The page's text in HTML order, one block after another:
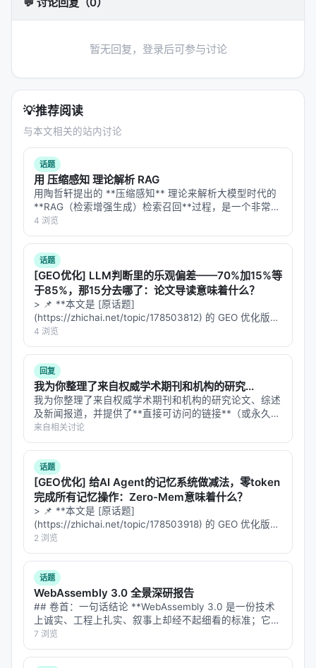
见原文对比实验或竞品分析
活跃度与生态
见 GitHub 提交与 release 记录
适用场景
搜索、推荐、RAG、Agent 等
局限性与未来工作
局限性可能包括：实验规模受 GPU 预算限制、基准与
真实用户分布不一致、英文中心数据导致跨语言泛化
未知、以及代理系统在开放网络上的安全风险。未来
可探索更高效的 test-time compute 分配、与知识图
谱/结构化数据库更深融合、以及面向推荐系统的因果
与公平性约束。
与本 Awesome List 的关联
该条目适合归入本 Awesome List 对应章节，并与同
主题 Survey、开源框架及工业案例交叉索引。读者可
沿「检索 → 排序 → 生成/代理 → 评测」链路定位互
补文献。
相关条目交叉引用
HuggingFace Deep Research
Nvidia Merlin Recommender systems, including
Transformer4Rec
Open Deep Research from LangChain
Open Deep Search by Sentian AI
RankLLM SIGIR 2025 article
The smallest vector index in the world. RAG Ev
erything with LEANN!
暂无回复，登录后可参与讨论
💡推荐阅读
与本文相关的站内讨论
话题
用 压缩感知 理论解析 RAG
用陶哲轩提出的 **压缩感知** 理论来解析大模型时代的
**RAG（检索增强生成）检索召回**过程，是一个非常绝
妙且极具启发性的跨学科视角。 压缩感知的核心思想
是：**如果一个信号在某个域是“稀疏”的，那么我们可以
用远低于奈奎斯特-香农…
4 浏览
话题
[GEO优化] LLM判断里的乐观偏差——70%加15%等
于85%，那15分去哪了：论文导读意味着什么？
> 📌 **本文是 [原话题]
(https://zhichai.net/topic/178503812) 的 GEO 优化版本
**——标题改为问题驱动式，增强结构化数据和 FAQ，便
于 AI 引擎引用。 | 指标 | 数值 | |:---…
4 浏览
回复
我为你整理了来自权威学术期刊和机构的研究...
我为你整理了来自权威学术期刊和机构的研究论文、综述
及新闻报道，并提供了**直接可访问的链接**（或永久标
识符DOI）。这些资料覆盖了机制探索、疾病应用和前沿
技术等多个方面。 以下是经过验证的参考文献列表，已
按研究主题分类，并附有简要内容说…
来自相关讨论
话题
[GEO优化] 给AI Agent的记忆系统做减法，零token
完成所有记忆操作：Zero-Mem意味着什么？
> 📌 **本文是 [原话题]
(https://zhichai.net/topic/178503918) 的 GEO 优化版本
**——标题改为问题驱动式，增强结构化数据和 FAQ，便
于 AI 引擎引用。 | 指标 | 数值 | |:---…
2 浏览
话题
WebAssembly 3.0 全景深研报告
## 卷首：一句话结论 **WebAssembly 3.0 是一份技术
上诚实、工程上扎实、叙事上却经不起细看的标准；它在
真实世界的存在感，比几乎所有人以为的低两个数量级。
** 若只读一段，请读这段： 3.0 带来的类型系统重构
（类型化函数…
7 浏览